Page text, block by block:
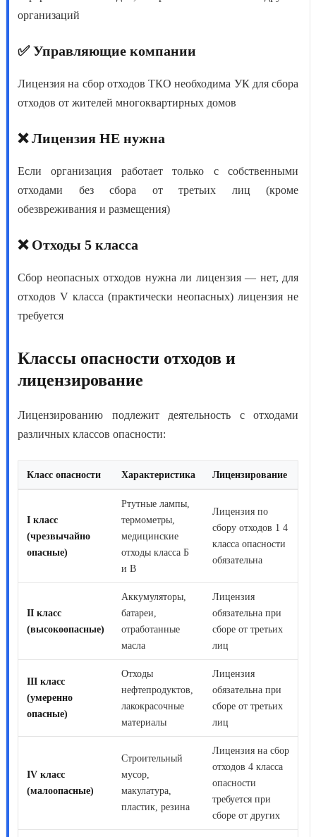
организаций
✅ Управляющие компании
Лицензия на сбор отходов ТКО необходима УК для сбора
отходов от жителей многоквартирных домов
❌ Лицензия НЕ нужна
Если организация работает только с собственными
отходами без сбора от третьих лиц (кроме
обезвреживания и размещения)
❌ Отходы 5 класса
Сбор неопасных отходов нужна ли лицензия— нет, для
отходов V класса (практически неопасных) лицензия не
требуется
Классы опасности отходов и
лицензирование
Лицензированию подлежит деятельность с отходами
различных классов опасности:
Класс опасности Характеристика Лицензирование
I класс
(чрезвычайно
опасные)
Ртутные лампы,
термометры,
медицинские
отходы класса Б
и В
Лицензия по
сбору отходов 1 4
класса опасности
обязательна
II класс
(высокоопасные)
Аккумуляторы,
батареи,
отработанные
масла
Лицензия
обязательна при
сборе от третьих
лиц
III класс
(умеренно
опасные)
Отходы
нефтепродуктов,
лакокрасочные
материалы
Лицензия
обязательна при
сборе от третьих
лиц
IV класс
(малоопасные)
Строительный
мусор,
макулатура,
пластик, резина
Лицензия на сбор
отходов 4 класса
опасности
требуется при
сборе от других